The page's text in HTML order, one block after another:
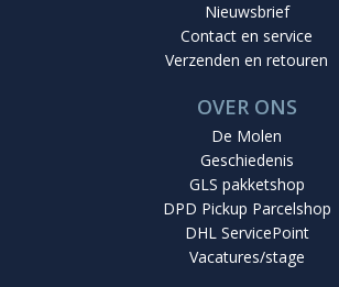
Nieuwsbrief
Contact en service
Verzenden en retouren
OVER ONS
De Molen
Geschiedenis
GLS pakketshop
DPD Pickup Parcelshop
DHL ServicePoint
Vacatures/stage